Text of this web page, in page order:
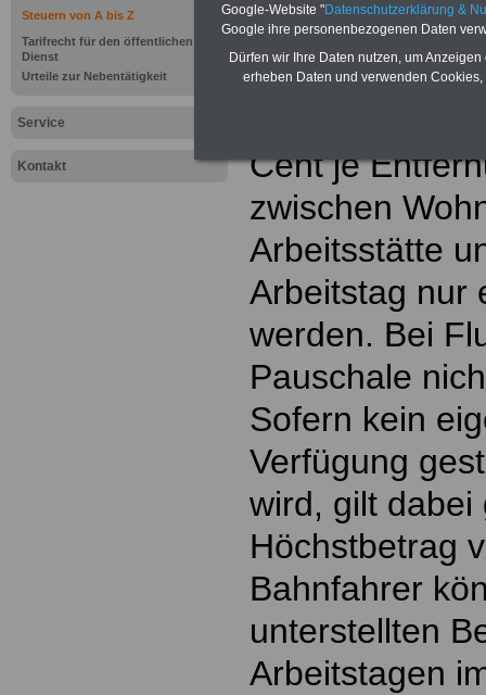
Steuern von A bis Z
Tarifrecht für den öffentlichen
Dienst
Urteile zur Nebentätigkeit
Service
Kontakt
Die
Cent je
zwischen
Arbeitsstätte
Arbeitstag nur
werden. Bei
Pauschale
Sofern kein
Verfügung
wird, gilt dabei
Höchstbetrag
Bahnfahrer
unterstellten
Arbeitstagen
Google-Website "Datenschutzerklärung &
Google ihre personenbezogenen Daten
Dürfen wir Ihre Daten nutzen, um
erheben Daten und verwenden